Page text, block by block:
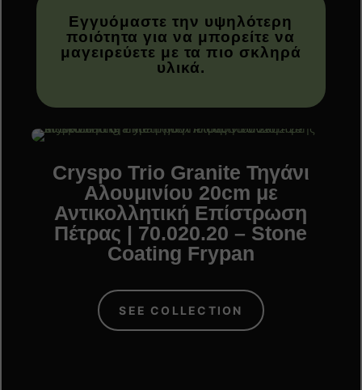
Εγγυόμαστε την υψηλότερη
ποιότητα για να μπορείτε να
μαγειρεύετε με τα πιο σκληρά
υλικά.
Cryspo Trio Granite Τηγάνι
Αλουμινίου 20cm με
Αντικολλητική Επίστρωση
Πέτρας | 70.020.20 – Stone
Coating Frypan
SEE COLLECTION